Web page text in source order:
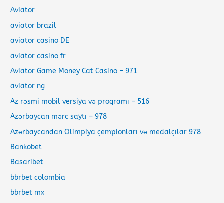
Aviator
aviator brazil
aviator casino DE
aviator casino fr
Aviator Game Money Cat Casino – 971
aviator ng
Az rəsmi mobil versiya və proqramı – 516
Azərbaycan mərc saytı – 978
Azərbaycandan Olimpiya çempionları və medalçılar 978
Bankobet
Basaribet
bbrbet colombia
bbrbet mx